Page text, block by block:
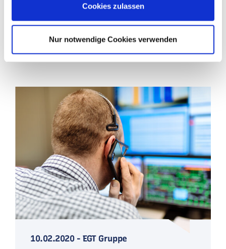
Cookies, wenn Sie unsere Webseite weiterhin nutzen.
Cookies zulassen
Nur notwendige Cookies verwenden
ins öffentliche Stromnetz ein. ...
10.02.2020 -EGT Gruppe